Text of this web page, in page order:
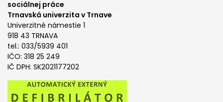
sociálnej práce
Trnavská univerzita v Trnave
Univerzitné námestie 1
918 43 TRNAVA
tel.: 033/5939 401
IČO: 318 25 249
IČ DPH: SK2021177202